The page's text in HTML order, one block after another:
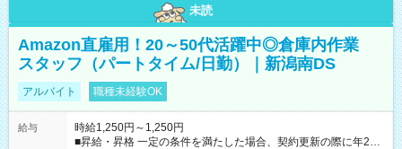
未読
Amazon直雇用！20～50代活躍中◎倉庫内作業
スタッフ（パートタイム/日勤）｜新潟南DS
アルバイト 職種未経験OK
給与
時給1,250円～1,250円
■昇給・昇格 一定の条件を満たした場合、契約更新の際に年2回